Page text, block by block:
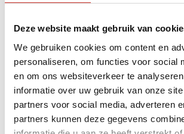
Deze website maakt gebruik van
We gebruiken cookies om content en
personaliseren, om functies voor social
en om ons websiteverkeer te
informatie over uw gebruik van onze
partners voor social media, adverteren
partners kunnen deze gegevens
Om de sfeer van vroeger echt te
selecteren we voor jouw reis
boutique hotels die gebouwd zijn
traditionele, koninklijke tuinstijl